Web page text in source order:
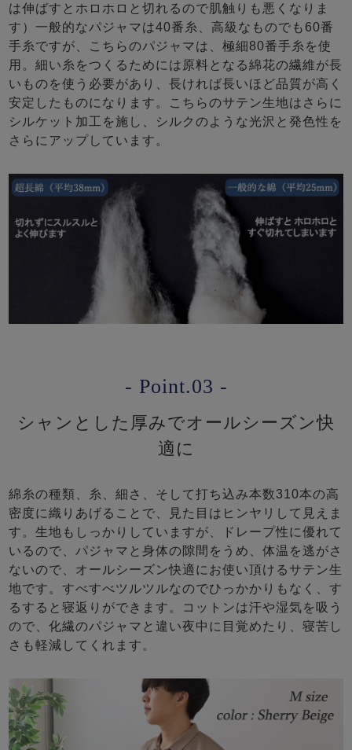
は伸ばすとホロホロと切れるので肌触りも悪くなりま
す）一般的なパジャマは40番糸、高級なものでも60番
手糸ですが、こちらのパジャマは、極細80番手糸を使
用。細い糸をつくるためには原料となる綿花の繊維が長
いものを使う必要があり、長ければ長いほど品質が高く
安定したものになります。こちらのサテン生地はさらに
シルケット加工を施し、シルクのような光沢と発色性を
さらにアップしています。
- Point.03 -
シャンとした厚みでオールシーズン快
適に
綿糸の種類、糸、細さ、そして打ち込み本数310本の高
密度に織りあげることで、見た目はヒンヤリして見えま
す。生地もしっかりしていますが、ドレープ性に優れて
いるので、パジャマと身体の隙間をうめ、体温を逃がさ
ないので、オールシーズン快適にお使い頂けるサテン生
地です。すべすべツルツルなのでひっかかりもなく、す
るすると寝返りができます。コットンは汗や湿気を吸う
ので、化繊のパジャマと違い夜中に目覚めたり、寝苦し
さも軽減してくれます。